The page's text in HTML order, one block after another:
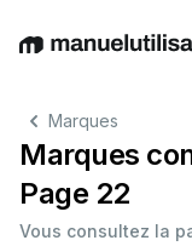
EnglishDeutsch
Marques
Marques
Page 22
Vous consultez la